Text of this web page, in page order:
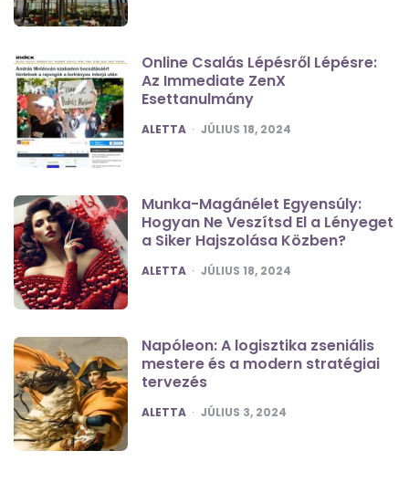
Online Csalás Lépésről Lépésre:
Az Immediate ZenX
Esettanulmány
POSTED
ALETTA JÚLIUS 18, 2024
Munka-Magánélet Egyensúly:
Hogyan Ne Veszítsd El a Lényeget
a Siker Hajszolása Közben?
POSTED
ALETTA JÚLIUS 18, 2024
Napóleon: A logisztika zseniális
mestere és a modern stratégiai
tervezés
POSTED
ALETTA JÚLIUS 3, 2024